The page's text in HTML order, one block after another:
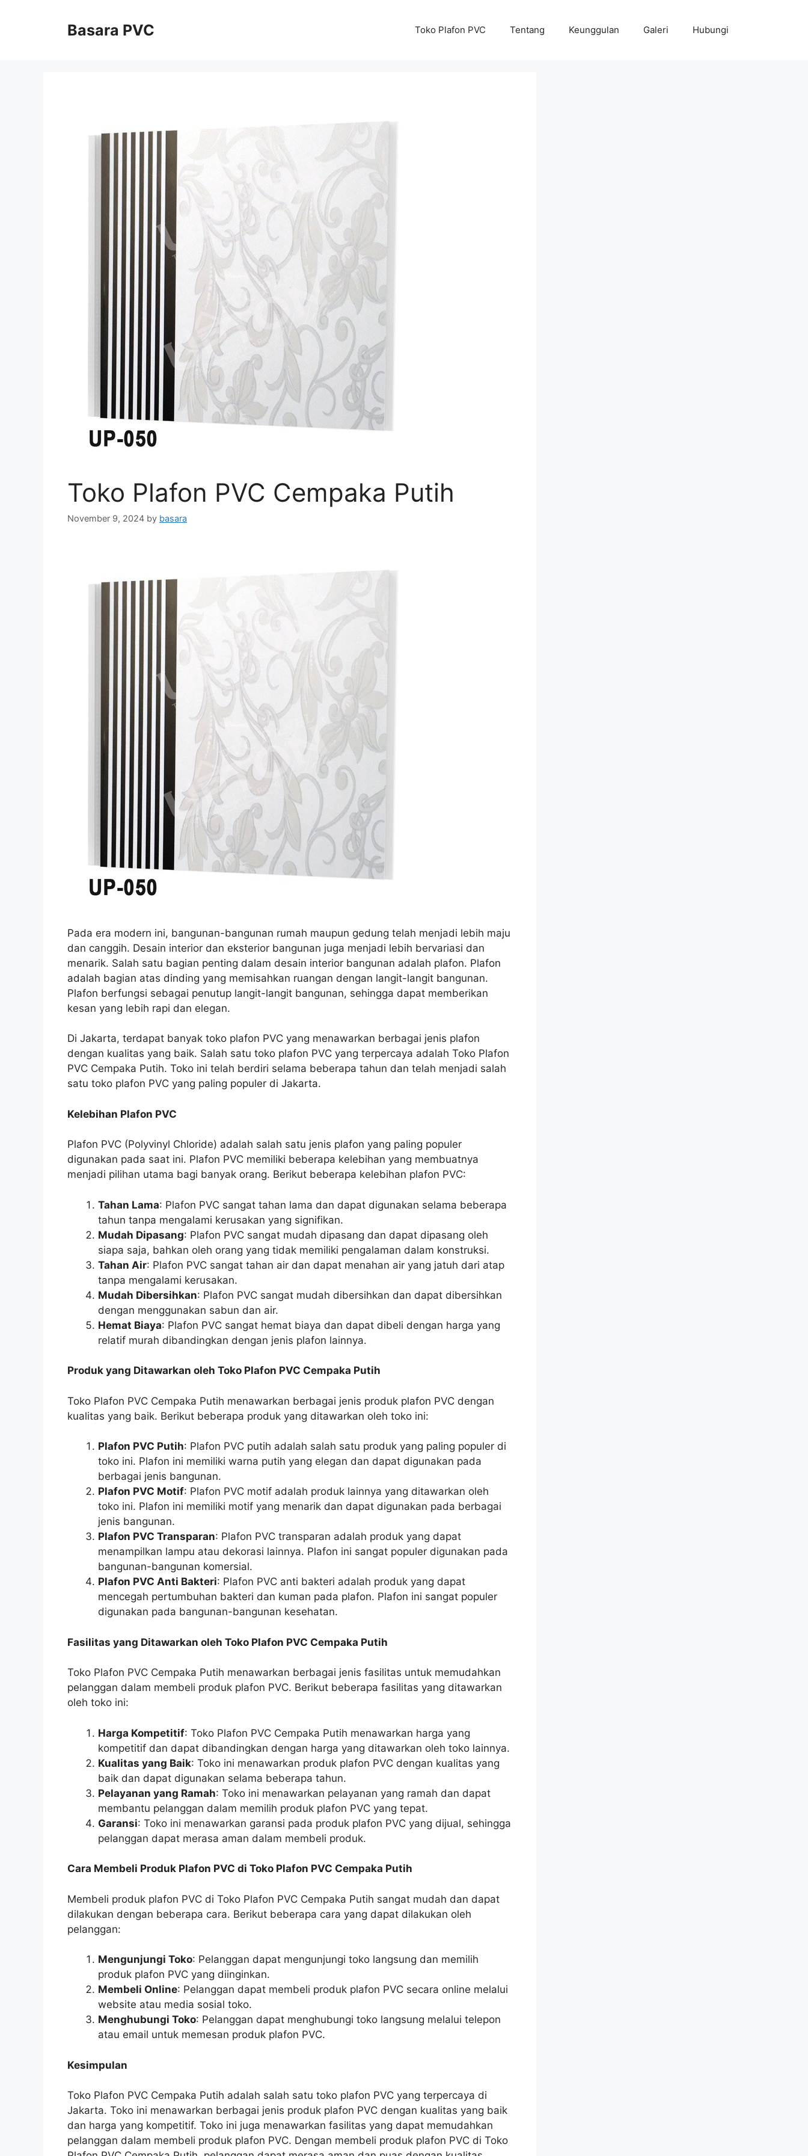
Basara PVC Toko Plafon PVC Tentang Keunggulan Galeri Hubungi
Toko Plafon PVC Cempaka Putih
November 9, 2024 by basara
Pada era modern ini, bangunan-bangunan rumah maupun gedung telah menjadi lebih maju
dan canggih. Desain interior dan eksterior bangunan juga menjadi lebih bervariasi dan
menarik. Salah satu bagian penting dalam desain interior bangunan adalah plafon. Plafon
adalah bagian atas dinding yang memisahkan ruangan dengan langit-langit bangunan.
Plafon berfungsi sebagai penutup langit-langit bangunan, sehingga dapat memberikan
kesan yang lebih rapi dan elegan.
Di Jakarta, terdapat banyak toko plafon PVC yang menawarkan berbagai jenis plafon
dengan kualitas yang baik. Salah satu toko plafon PVC yang terpercaya adalah Toko Plafon
PVC Cempaka Putih. Toko ini telah berdiri selama beberapa tahun dan telah menjadi salah
satu toko plafon PVC yang paling populer di Jakarta.
Kelebihan Plafon PVC
Plafon PVC (Polyvinyl Chloride) adalah salah satu jenis plafon yang paling populer
digunakan pada saat ini. Plafon PVC memiliki beberapa kelebihan yang membuatnya
menjadi pilihan utama bagi banyak orang. Berikut beberapa kelebihan plafon PVC:
Tahan Lama: Plafon PVC sangat tahan lama dan dapat digunakan selama beberapa
tahun tanpa mengalami kerusakan yang signifikan.
Mudah Dipasang: Plafon PVC sangat mudah dipasang dan dapat dipasang oleh
siapa saja, bahkan oleh orang yang tidak memiliki pengalaman dalam konstruksi.
Tahan Air: Plafon PVC sangat tahan air dan dapat menahan air yang jatuh dari atap
tanpa mengalami kerusakan.
Mudah Dibersihkan: Plafon PVC sangat mudah dibersihkan dan dapat dibersihkan
dengan menggunakan sabun dan air.
Hemat Biaya: Plafon PVC sangat hemat biaya dan dapat dibeli dengan harga yang
relatif murah dibandingkan dengan jenis plafon lainnya.
Produk yang Ditawarkan oleh Toko Plafon PVC Cempaka Putih
Toko Plafon PVC Cempaka Putih menawarkan berbagai jenis produk plafon PVC dengan
kualitas yang baik. Berikut beberapa produk yang ditawarkan oleh toko ini:
Plafon PVC Putih: Plafon PVC putih adalah salah satu produk yang paling populer di
toko ini. Plafon ini memiliki warna putih yang elegan dan dapat digunakan pada
berbagai jenis bangunan.
Plafon PVC Motif: Plafon PVC motif adalah produk lainnya yang ditawarkan oleh
toko ini. Plafon ini memiliki motif yang menarik dan dapat digunakan pada berbagai
jenis bangunan.
Plafon PVC Transparan: Plafon PVC transparan adalah produk yang dapat
menampilkan lampu atau dekorasi lainnya. Plafon ini sangat populer digunakan pada
bangunan-bangunan komersial.
Plafon PVC Anti Bakteri: Plafon PVC anti bakteri adalah produk yang dapat
mencegah pertumbuhan bakteri dan kuman pada plafon. Plafon ini sangat populer
digunakan pada bangunan-bangunan kesehatan.
Fasilitas yang Ditawarkan oleh Toko Plafon PVC Cempaka Putih
Toko Plafon PVC Cempaka Putih menawarkan berbagai jenis fasilitas untuk memudahkan
pelanggan dalam membeli produk plafon PVC. Berikut beberapa fasilitas yang ditawarkan
oleh toko ini:
Harga Kompetitif: Toko Plafon PVC Cempaka Putih menawarkan harga yang
kompetitif dan dapat dibandingkan dengan harga yang ditawarkan oleh toko lainnya.
Kualitas yang Baik: Toko ini menawarkan produk plafon PVC dengan kualitas yang
baik dan dapat digunakan selama beberapa tahun.
Pelayanan yang Ramah: Toko ini menawarkan pelayanan yang ramah dan dapat
membantu pelanggan dalam memilih produk plafon PVC yang tepat.
Garansi: Toko ini menawarkan garansi pada produk plafon PVC yang dijual, sehingga
pelanggan dapat merasa aman dalam membeli produk.
Cara Membeli Produk Plafon PVC di Toko Plafon PVC Cempaka Putih
Membeli produk plafon PVC di Toko Plafon PVC Cempaka Putih sangat mudah dan dapat
dilakukan dengan beberapa cara. Berikut beberapa cara yang dapat dilakukan oleh
pelanggan:
Mengunjungi Toko: Pelanggan dapat mengunjungi toko langsung dan memilih
produk plafon PVC yang diinginkan.
Membeli Online: Pelanggan dapat membeli produk plafon PVC secara online melalui
website atau media sosial toko.
Menghubungi Toko: Pelanggan dapat menghubungi toko langsung melalui telepon
atau email untuk memesan produk plafon PVC.
Kesimpulan
Toko Plafon PVC Cempaka Putih adalah salah satu toko plafon PVC yang terpercaya di
Jakarta. Toko ini menawarkan berbagai jenis produk plafon PVC dengan kualitas yang baik
dan harga yang kompetitif. Toko ini juga menawarkan fasilitas yang dapat memudahkan
pelanggan dalam membeli produk plafon PVC. Dengan membeli produk plafon PVC di Toko